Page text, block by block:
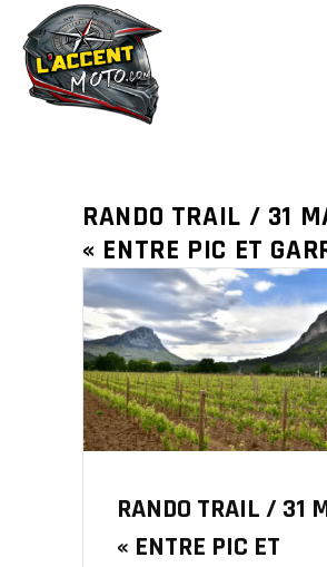
RANDO TRAIL / 31
« ENTRE PIC ET
RANDO TRAIL / 31
« ENTRE PIC ET